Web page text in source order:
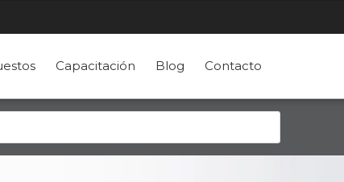
Capacitación Blog Contacto